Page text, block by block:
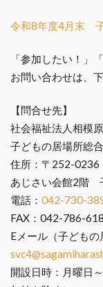
令和8年度4月末
「参加したい！」
お問い合わせは、
【問合せ先】
社会福祉法人相模
子どもの居場所総
住所：〒252-
あじさい会館2階
電話： 042-730-
FAX：042-786-
Eメール（子どもの
開設日時：月曜日